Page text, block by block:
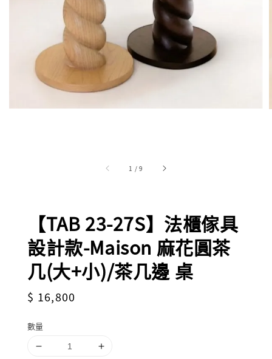
1 /9
【TAB 23-27S】法櫃傢具
設計款-Maison 麻花圓茶
几(大+小)/茶几邊 桌
Regular
$ 16,800
數量